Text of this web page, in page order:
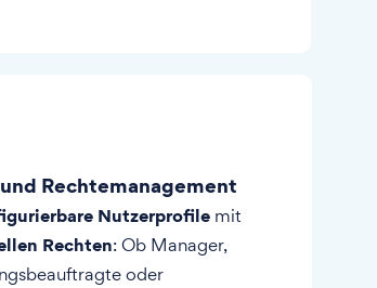
Rechtemanagement
Nutzerprofile mit
Rechten: Ob Manager,
oder